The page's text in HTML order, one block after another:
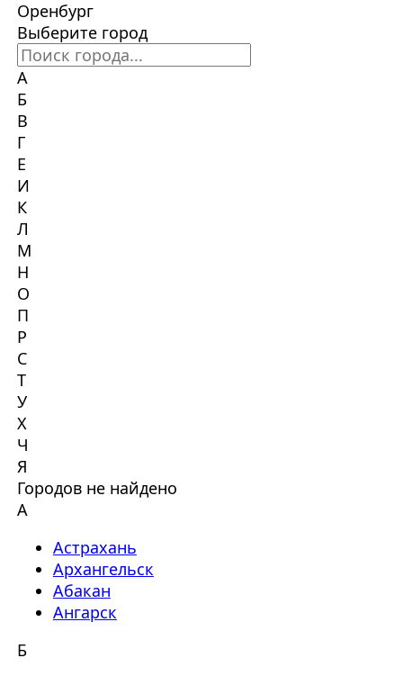
Оренбург
Выберите город
А
Б
В
Г
Е
И
К
Л
М
Н
О
П
Р
С
Т
У
Х
Ч
Я
Городов не найдено
А
Астрахань
Архангельск
Абакан
Ангарск
Б